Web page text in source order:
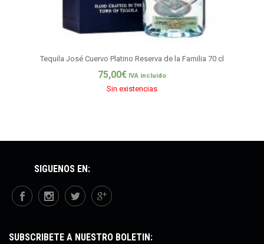
Tequila José Cuervo Platino Reserva de la Familia 70 cl
75,00€ IVA incluido
Sin existencias
SÍGUENOS EN:
SUBSCRÍBETE A NUESTRO BOLETÍN: